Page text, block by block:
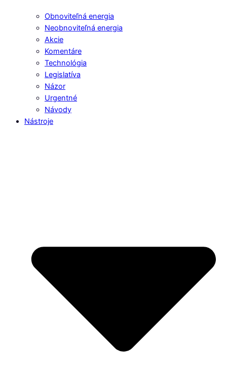
Obnoviteľná energia
Neobnoviteľná energia
Akcie
Komentáre
Technológia
Legislatíva
Názor
Urgentné
Návody
Nástroje